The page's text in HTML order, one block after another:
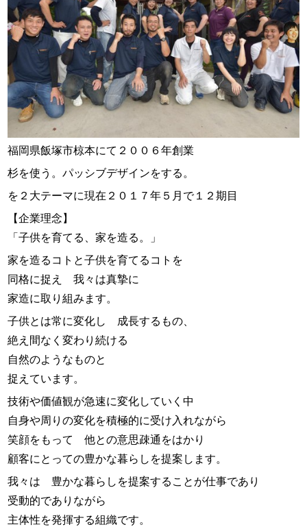
福岡県飯塚市椋本にて２００６年創業
杉を使う。パッシブデザインをする。
を２大テーマに現在２０１７年５月で１２期目
【企業理念】
「子供を育てる、家を造る。」
家を造るコトと子供を育てるコトを
同格に捉え 我々は真摯に
家造に取り組みます。
子供とは常に変化し 成長するもの、
絶え間なく変わり続ける
自然のようなものと
捉えています。
技術や価値観が急速に変化していく中
自身や周りの変化を積極的に受け入れながら
笑顔をもって 他との意思疎通をはかり
顧客にとっての豊かな暮らしを提案します。
我々は 豊かな暮らしを提案することが仕事であり
受動的でありながら
主体性を発揮する組織です。